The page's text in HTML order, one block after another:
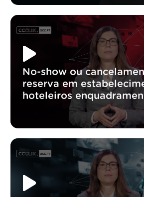
No-show ou
reserva em
hoteleiros